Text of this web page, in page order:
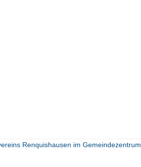
Renquishausen im Gemeindezentrum